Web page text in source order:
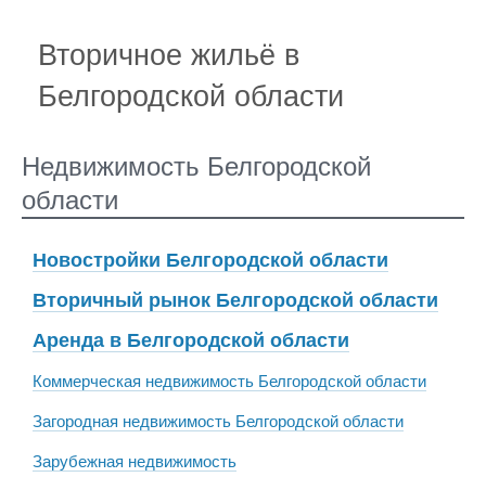
Вторичное жильё в
Белгородской области
Недвижимость Белгородской
области
Новостройки Белгородской области
Вторичный рынок Белгородской области
Аренда в Белгородской области
Коммерческая недвижимость Белгородской области
Загородная недвижимость Белгородской области
Зарубежная недвижимость